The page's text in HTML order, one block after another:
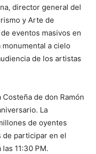
director general del
y Arte de
eventos masivos en
a cielo
de los artistas
de don Ramón
La
de oyentes
de participar en el
11:30 PM.